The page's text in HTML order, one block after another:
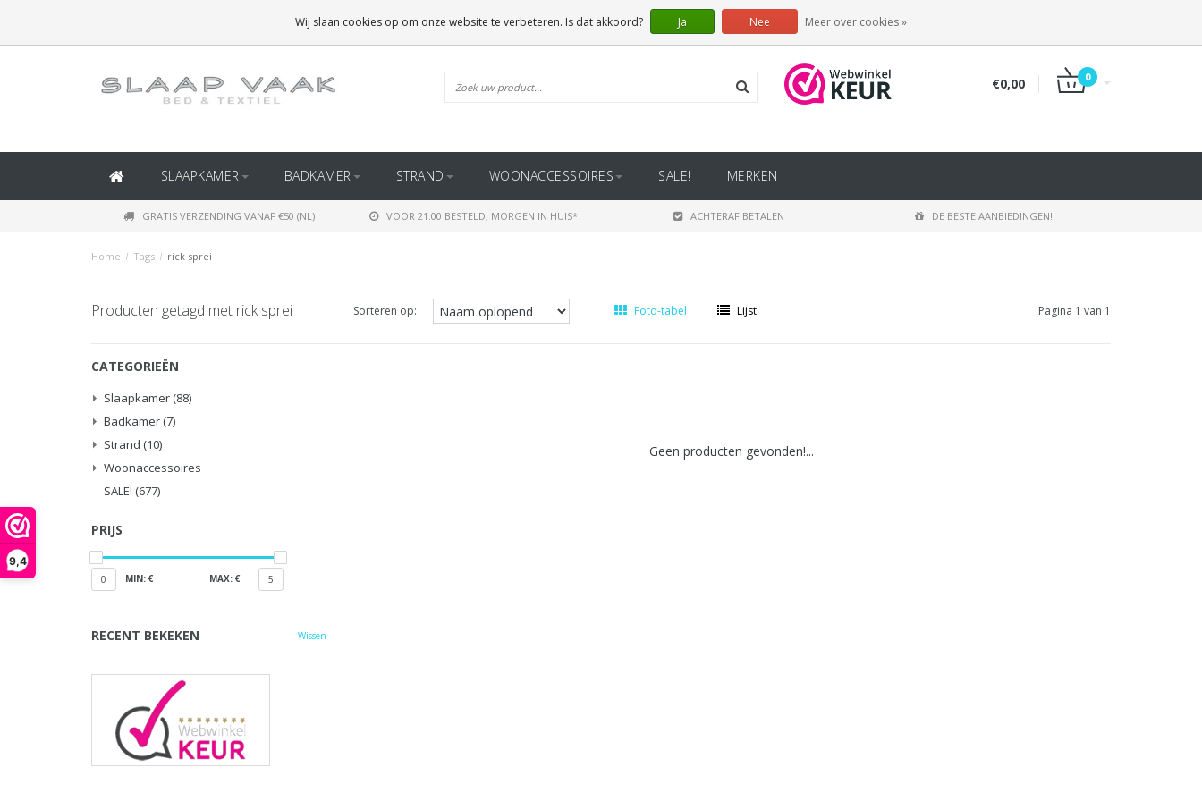
9,4
(BINNEN BELGIË)
€0,00 0
SLAAPKAMER BADKAMER STRAND WOONACCESSOIRES SALE! MERKEN
GRATIS VERZENDING VANAF €50 (NL) VOOR 21:00 BESTELD, MORGEN IN HUIS* ACHTERAF BETALEN DE BESTE AANBIEDINGEN!
Home / Tags / rick sprei
Producten getagd met rick sprei Sorteren op: Foto-tabel Lijst Pagina 1 van 1
CATEGORIEËN
Slaapkamer (88)
Badkamer (7)
Strand (10)
Woonaccessoires
SALE! (677)
PRIJS
0 MIN: € MAX: € 5
RECENT BEKEKEN Wissen
Geen producten gevonden!...
Wij slaan cookies op om onze website te verbeteren. Is dat akkoord? Ja Nee Meer over cookies »